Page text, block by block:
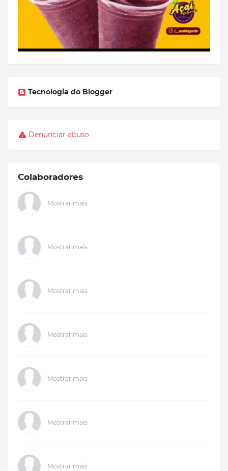
Tecnologia do Blogger
Denunciar abuso
Colaboradores
Mostrar mais
Mostrar mais
Mostrar mais
Mostrar mais
Mostrar mais
Mostrar mais
Mostrar mais